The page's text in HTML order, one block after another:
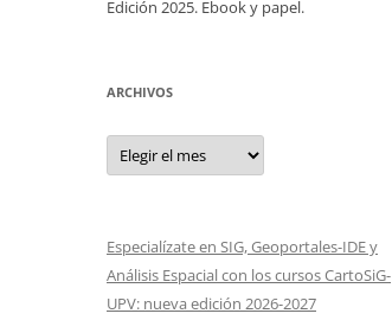
Edición 2025. Ebook y papel.
ARCHIVOS
Archivos
Especialízate en SIG, Geoportales-IDE y
Análisis Espacial con los cursos CartoSiG-
UPV: nueva edición 2026-2027